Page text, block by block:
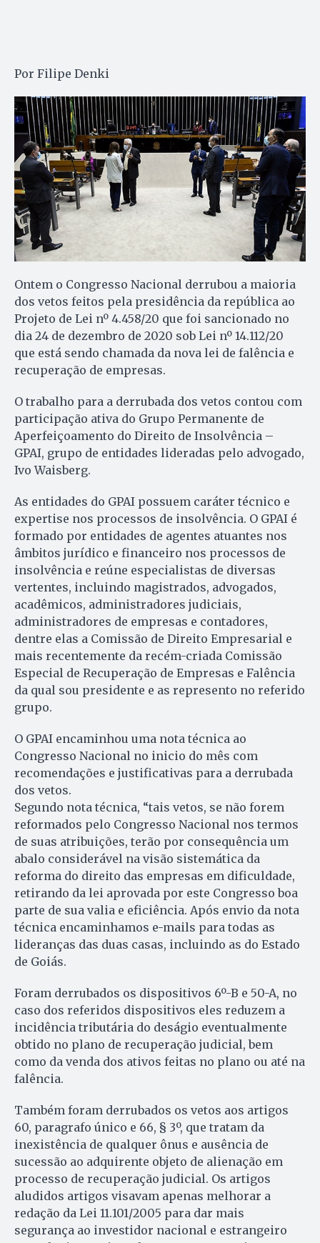
Por Filipe Denki
Ontem o Congresso Nacional derrubou a maioria
dos vetos feitos pela presidência da república ao
Projeto de Lei nº 4.458/20 que foi sancionado no
dia 24 de dezembro de 2020 sob Lei nº 14.112/20
que está sendo chamada da nova lei de falência e
recuperação de empresas.
O trabalho para a derrubada dos vetos contou com
participação ativa do Grupo Permanente de
Aperfeiçoamento do Direito de Insolvência –
GPAI, grupo de entidades lideradas pelo advogado,
Ivo Waisberg.
As entidades do GPAI possuem caráter técnico e
expertise nos processos de insolvência. O GPAI é
formado por entidades de agentes atuantes nos
âmbitos jurídico e financeiro nos processos de
insolvência e reúne especialistas de diversas
vertentes, incluindo magistrados, advogados,
acadêmicos, administradores judiciais,
administradores de empresas e contadores,
dentre elas a Comissão de Direito Empresarial e
mais recentemente da recém-criada Comissão
Especial de Recuperação de Empresas e Falência
da qual sou presidente e as represento no referido
grupo.
O GPAI encaminhou uma nota técnica ao
Congresso Nacional no inicio do mês com
recomendações e justificativas para a derrubada
dos vetos.
Segundo nota técnica, “tais vetos, se não forem
reformados pelo Congresso Nacional nos termos
de suas atribuições, terão por consequência um
abalo considerável na visão sistemática da
reforma do direito das empresas em dificuldade,
retirando da lei aprovada por este Congresso boa
parte de sua valia e eficiência. Após envio da nota
técnica encaminhamos e-mails para todas as
lideranças das duas casas, incluindo as do Estado
de Goiás.
Foram derrubados os dispositivos 6º-B e 50-A, no
caso dos referidos dispositivos eles reduzem a
incidência tributária do deságio eventualmente
obtido no plano de recuperação judicial, bem
como da venda dos ativos feitas no plano ou até na
falência.
Também foram derrubados os vetos aos artigos
60, paragrafo único e 66, § 3º, que tratam da
inexistência de qualquer ônus e ausência de
sucessão ao adquirente objeto de alienação em
processo de recuperação judicial. Os artigos
aludidos artigos visavam apenas melhorar a
redação da Lei 11.101/2005 para dar mais
segurança ao investidor nacional e estrangeiro